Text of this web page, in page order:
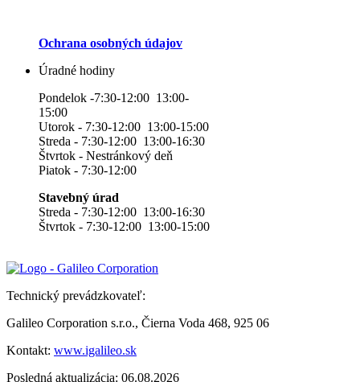
Ochrana osobných údajov
Úradné hodiny
Pondelok -7:30-12:00 13:00-
15:00
Utorok - 7:30-12:00 13:00-15:00
Streda - 7:30-12:00 13:00-16:30
Štvrtok - Nestránkový deň
Piatok - 7:30-12:00
Stavebný úrad
Streda - 7:30-12:00 13:00-16:30
Štvrtok - 7:30-12:00 13:00-15:00
Technický prevádzkovateľ:
Galileo Corporation s.r.o., Čierna Voda 468, 925 06
Kontakt: www.igalileo.sk
Posledná aktualizácia: 06.08.2026